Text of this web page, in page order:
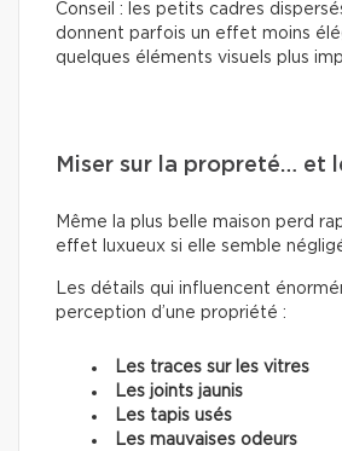
Conseil : les petits cadres
donnent parfois un effet moins
quelques éléments visuels plus
Miser sur la propreté… et
Même la plus belle maison perd
effet luxueux si elle semble
Les détails qui influencent
perception d’une propriété :
Les traces sur les vitres
Les joints jaunis
Les tapis usés
Les mauvaises odeurs